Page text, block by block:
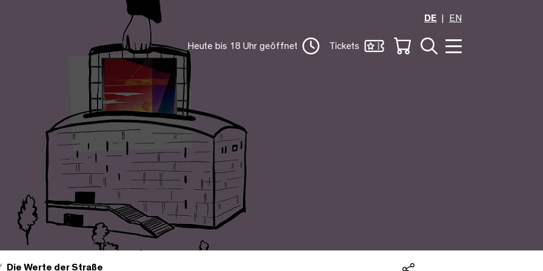
DE
EN
Heute bis 18 Uhr geöffnet Tickets
Die Werte der Straße